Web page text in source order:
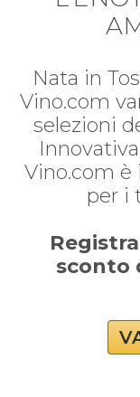
Nata in
Vino.com
selezioni
Vino.com è
per i
sconto